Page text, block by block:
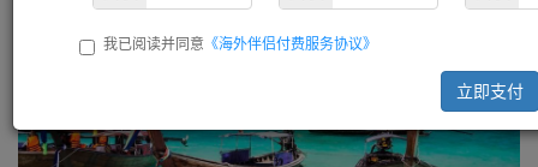
￥13.2 ￥28.2
我已阅读并同意 《海外伴侣付费服务协议》
立即支付